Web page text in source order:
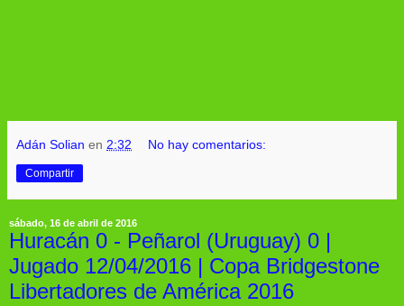
Adán Solian en 2:32 No hay comentarios:
Compartir
sábado, 16 de abril de 2016
Huracán 0 - Peñarol (Uruguay) 0 |
Jugado 12/04/2016 | Copa Bridgestone
Libertadores de América 2016